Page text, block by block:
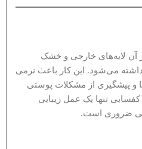
آن لایه‌های خارجی و خشک
می‌شود. این کار باعث نرمی
پیشگیری از مشکلات پوستی
تنها یک عمل زیبایی
ضروری است.